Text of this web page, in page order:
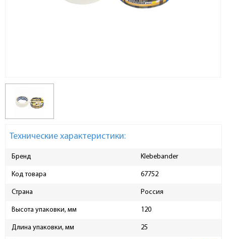
Технические характеристики:
Бренд Klebebander
Код товара 67752
Страна Россия
Высота упаковки, мм 120
Длина упаковки, мм 25